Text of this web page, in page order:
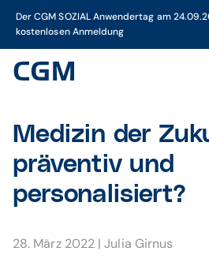
Der CGM SOZIAL Anwendertag am
kostenlosen Anmeldung
Medizin der
präventiv und
personalisiert?
28. März 2022 |Julia Girnus